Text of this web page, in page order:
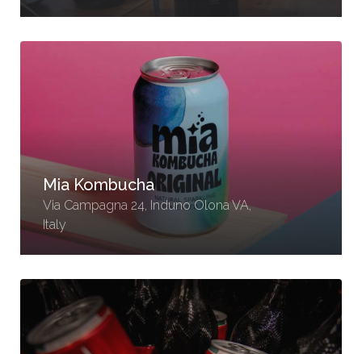
Mia Kombucha
Via Campagna 24, Induno Olona VA,
Italy